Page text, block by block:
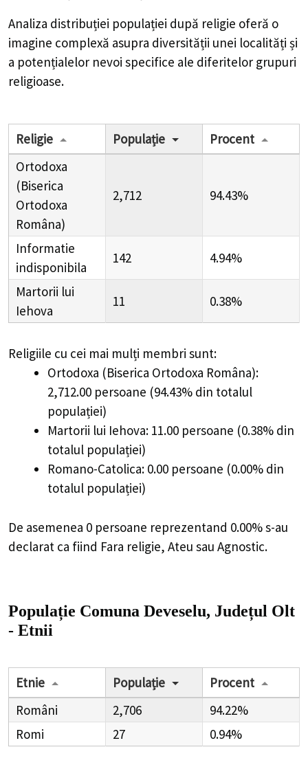
Analiza distribuției populației după religie oferă o
imagine complexă asupra diversității unei localități și
a potențialelor nevoi specifice ale diferitelor grupuri
religioase.
Religie Populație
Procent
Ortodoxa
(Biserica
Ortodoxa
Româna)
2,712 94.43%
Informatie
indisponibila
142 4.94%
Martorii lui
Iehova
11 0.38%
Religiile cu cei mai mulți membri sunt:
Ortodoxa (Biserica Ortodoxa Româna):
2,712.00 persoane (94.43% din totalul
populației)
Martorii lui Iehova: 11.00 persoane (0.38% din
totalul populației)
Romano-Catolica: 0.00 persoane (0.00% din
totalul populației)
De asemenea 0 persoane reprezentand 0.00% s-au
declarat ca fiind Fara religie, Ateu sau Agnostic.
Populație Comuna Deveselu, Județul Olt
- Etnii
Etnie Populație
Procent
Români
2,706
94.22%
Romi
27 0.94%